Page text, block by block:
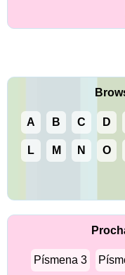
A B C D
L M N O
Písmena 3